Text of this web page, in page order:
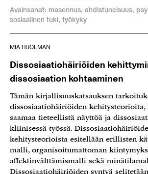
Avainsanat: masennus, ahdistuneisuus,
sosiaalinen tuki, työkyky
MIA HUOLMAN
Dissosiaatiohäiriöiden
dissosiaation kohtaaminen
Tämän kirjallisuuskatsauksen
dissosiaatiohäiriöiden kehitysteorioita,
saamaa tieteellistä näyttöä ja
kliinisessä työssä.
kehitysteorioista esitellään erillisten
malli, organisoitumattoman
affektinvälttämismalli sekä
Dissosiaatiohäiriöiden syntyä